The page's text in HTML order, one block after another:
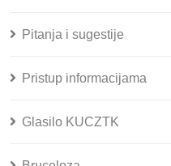
Pitanja i sugestije
Pristup informacijama
Glasilo KUCZTK